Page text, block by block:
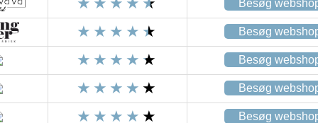
Besøg
Besøg
Besøg
Besøg
Besøg